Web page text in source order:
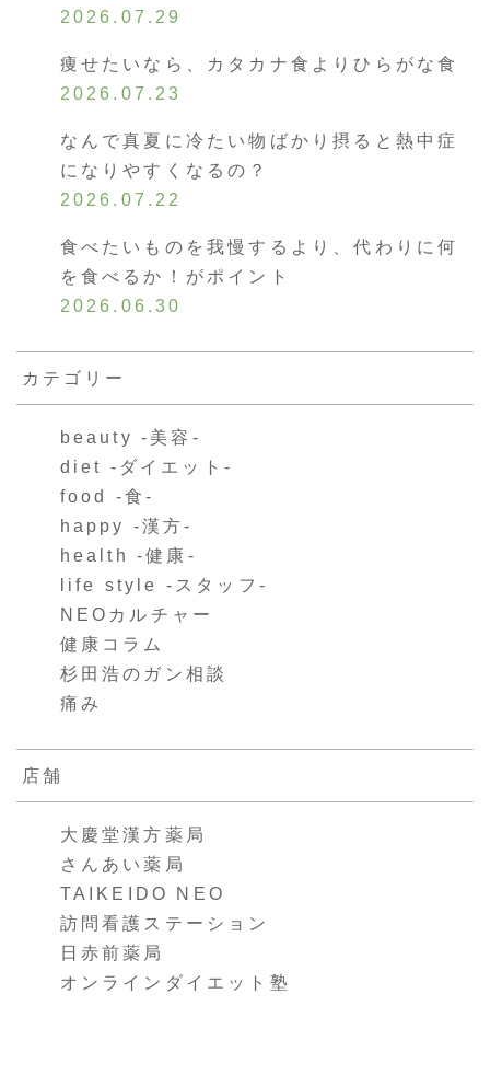
2026.07.29
痩せたいなら、カタカナ食よりひらがな食
2026.07.23
なんで真夏に冷たい物ばかり摂ると熱中症
になりやすくなるの？
2026.07.22
食べたいものを我慢するより、代わりに何
を食べるか！がポイント
2026.06.30
カテゴリー
beauty -美容-
diet -ダイエット-
food -食-
happy -漢方-
health -健康-
life style -スタッフ-
NEOカルチャー
健康コラム
杉田浩のガン相談
痛み
店舗
大慶堂漢方薬局
さんあい薬局
TAIKEIDO NEO
訪問看護ステーション
日赤前薬局
オンラインダイエット塾